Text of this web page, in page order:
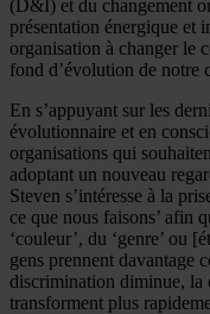
(D&I) et du changement
présentation énergique et
organisation à changer le
fond d’évolution de notre
En s’appuyant sur les
évolutionnaire et en
organisations qui
adoptant un nouveau
Steven s’intéresse à la
ce que nous faisons’ afin
‘couleur’, du ‘genre’ ou
gens prennent davantage
discrimination diminue, la
transforment plus